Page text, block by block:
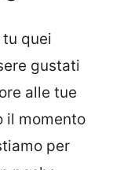
quei
gustati
alle tue
il momento
per